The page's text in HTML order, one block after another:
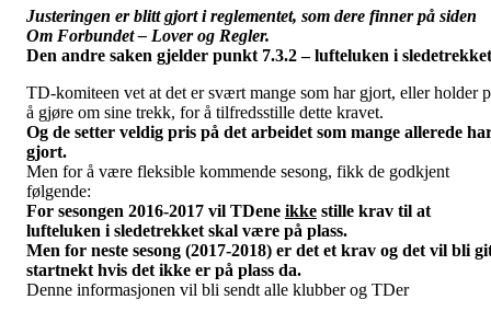
Justeringen er blitt gjort i reglementet, som dere finner på siden
Om Forbundet – Lover og Regler.
Den andre saken gjelder punkt 7.3.2 – lufteluken i
TD-komiteen vet at det er svært mange som har gjort, eller holder
å gjøre om sine trekk, for å tilfredsstille dette kravet.
Og de setter veldig pris på det arbeidet som mange allerede
gjort.
Men for å være fleksible kommende sesong, fikk de godkjent
følgende:
For sesongen 2016-2017 vil TDene ikke stille krav til at
lufteluken i sledetrekket skal være på plass.
Men for neste sesong (2017-2018) er det et krav og det vil bli
startnekt hvis det ikke er på plass da.
Denne informasjonen vil bli sendt alle klubber og TDer